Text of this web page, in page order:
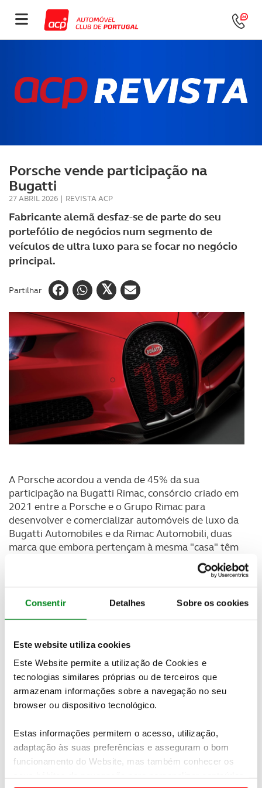
Consentir Detalhes Sobre os cookies
Este website utiliza cookies
Este Website permite a utilização de Cookies e
tecnologias similares próprias ou de terceiros que
armazenam informações sobre a navegação no seu
browser ou dispositivo tecnológico.
Estas informações permitem o acesso, utilização,
adaptação às suas preferências e asseguram o bom
funcionamento do Website, mas também conhecer os
Porsche vende participação na
Bugatti
27 ABRIL 2026 | REVISTA ACP
Fabricante alemã desfaz-se de parte do seu
portefólio de negócios num segmento de
veículos de ultra luxo para se focar no negócio
principal.
Partilhar
A Porsche acordou a venda de 45% da sua
participação na Bugatti Rimac, consórcio criado em
2021 entre a Porsche e o Grupo Rimac para
desenvolver e comercializar automóveis de luxo da
Bugatti Automobiles e da Rimac Automobili, duas
marca que embora pertençam à mesma "casa" têm
A participação da Porsche na Bugatti Rimac passou
para as maões de um fundo de capitais norte-
produção de fertilizantes, têxtil, engenheria e
Além da participação da Bugatti Rimac, a Porsche
alienou também uma participação direta de 20,6%
no Grupo Rimac, que passou para a HOF Capital,
O valor do acordo, anunciado esta sexta-feira, não
foi revelado. As negociações decorriam, pelo menos,